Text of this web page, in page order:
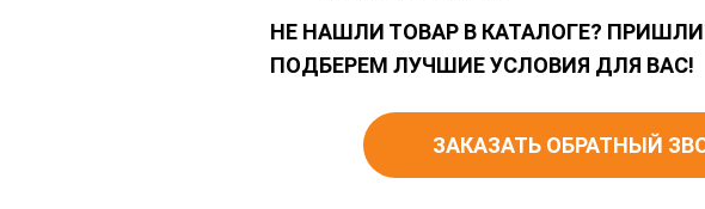
НЕ НАШЛИ ТОВАР В КАТАЛОГЕ?
ПОДБЕРЕМ ЛУЧШИЕ УСЛОВИЯ ДЛЯ ВАС!
ЗАКАЗАТЬ ОБРАТНЫЙ